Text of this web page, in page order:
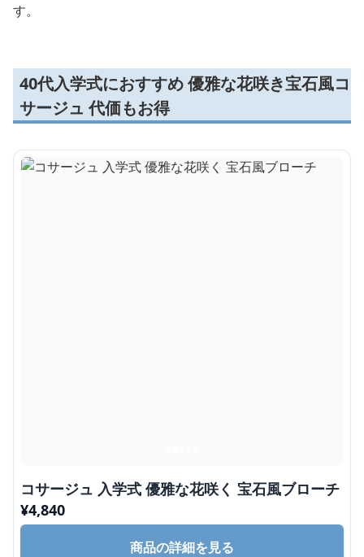
す。
40代入学式におすすめ 優雅な花咲き宝石風コ
サージュ 代価もお得
コサージュ 入学式 優雅な花咲く 宝石風ブローチ
¥4,840
商品の詳細を見る